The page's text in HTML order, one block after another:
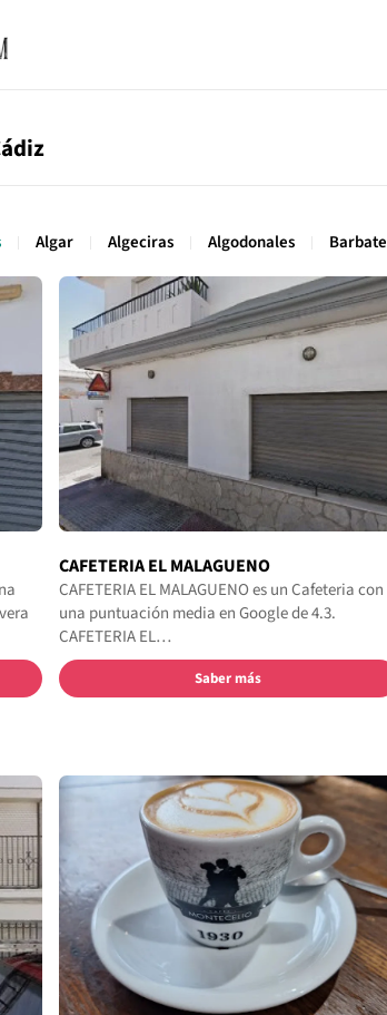
Algar Algeciras Algodonales Barbate
CAFETERIA EL MALAGUENO
CAFETERIA EL MALAGUENO es un Cafeteria con
una puntuación media en Google de 4.3.
CAFETERIA EL…
Saber más